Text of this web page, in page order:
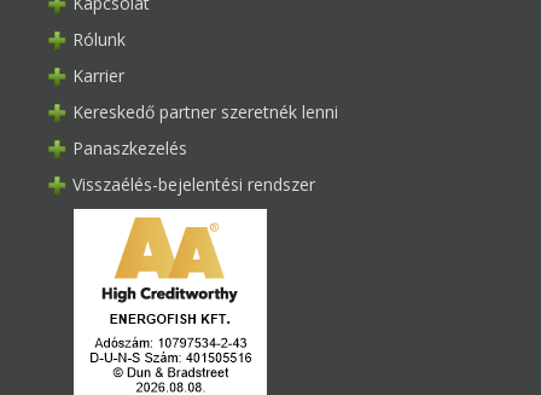
Rólunk
Karrier
Kereskedő partner szeretnék lenni
Panaszkezelés
Visszaélés-bejelentési rendszer